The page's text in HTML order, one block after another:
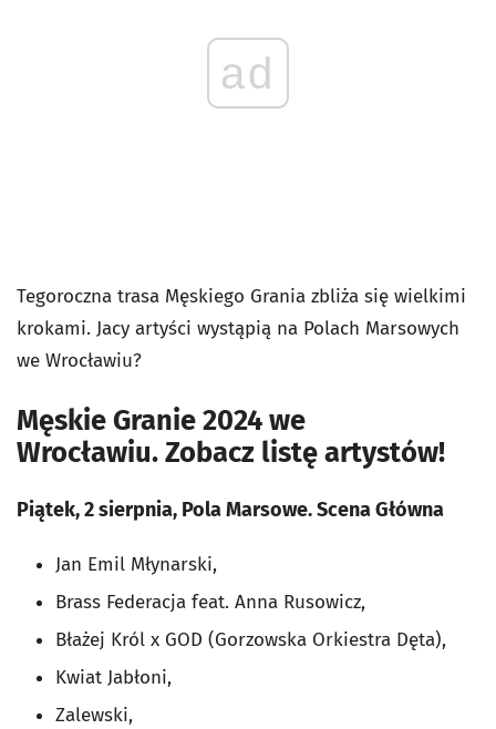
ad
Tegoroczna trasa Męskiego Grania zbliża się wielkimi
krokami. Jacy artyści wystąpią na Polach Marsowych
we Wrocławiu?
Męskie Granie 2024 we
Wrocławiu. Zobacz listę artystów!
Piątek, 2 sierpnia, Pola Marsowe. Scena Główna
Jan Emil Młynarski,
Brass Federacja feat. Anna Rusowicz,
Błażej Król x GOD (Gorzowska Orkiestra Dęta),
Kwiat Jabłoni,
Zalewski,